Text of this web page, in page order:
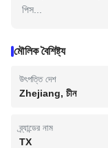
পিস...
মৌলিক বৈশিষ্ট্য
উৎপত্তি দেশ
Zhejiang, চীন
ব্র্যান্ডের নাম
TX